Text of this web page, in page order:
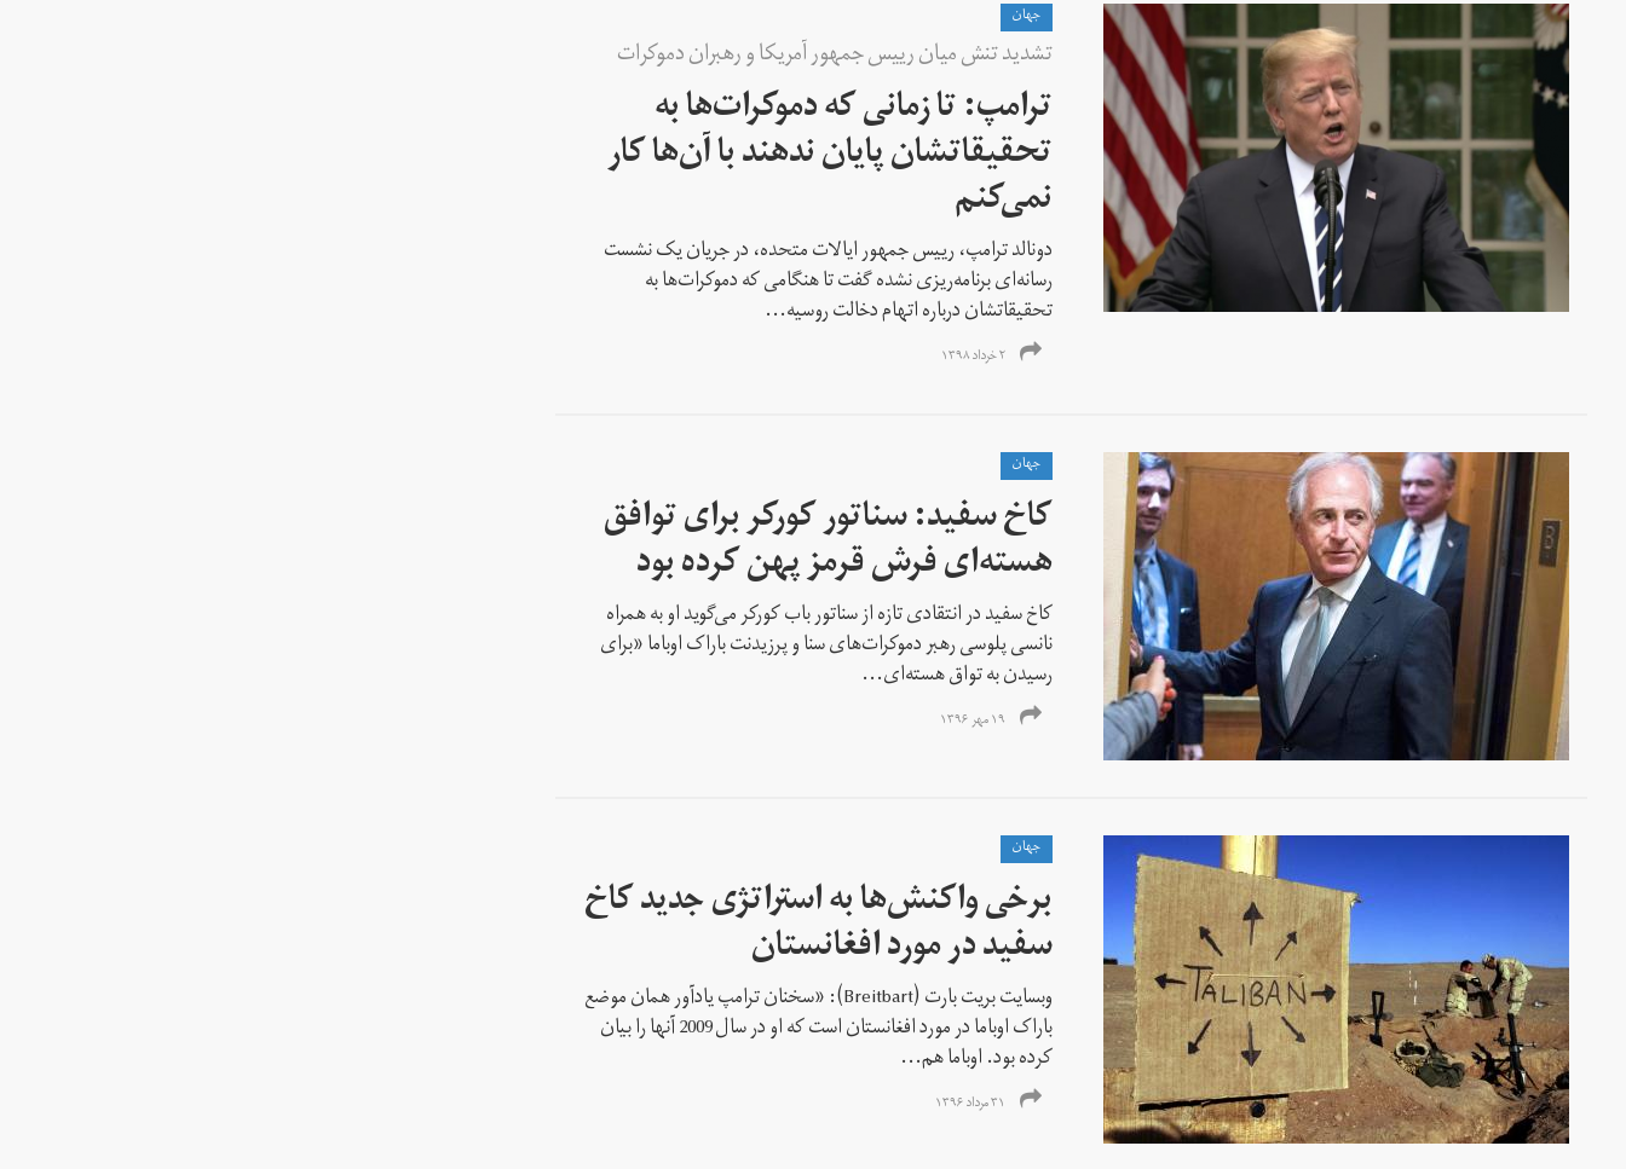
جهان
تشدید تنش میان رییس جمهور آمریکا و رهبران دموکرات
ترامپ: تا زمانی که دموکرات‌ها به
تحقیقاتشان پایان ندهند با آن‌ها کار
نمی‌کنم
دونالد ترامپ، رییس جمهور ایالات متحده، در جریان یک نشست
رسانه‌ای برنامه‌ریزی نشده گفت تا هنگامی که دموکرات‌ها به
تحقیقاتشان درباره اتهام دخالت روسیه...
۲ خرداد ۱۳۹۸
جهان
کاخ سفید: سناتور کورکر برای توافق
هسته‌ای فرش قرمز پهن کرده بود
کاخ سفید در انتقادی تازه از سناتور باب کورکر می‌گوید او به همراه
نانسی پلوسی رهبر دموکرات‌های سنا و پرزیدنت باراک اوباما «برای
رسیدن به تواق هسته‌ای...
۱۹ مهر ۱۳۹۶
جهان
برخی واکنش‌ها به استراتژی جدید کاخ
سفید در مورد افغانستان
وبسایت بریت بارت (Breitbart): «سخنان ترامپ یادآور همان موضع
باراک اوباما در مورد افغانستان است که او در سال 2009 آنها را بیان
کرده بود. اوباما هم...
۳۱ مرداد ۱۳۹۶